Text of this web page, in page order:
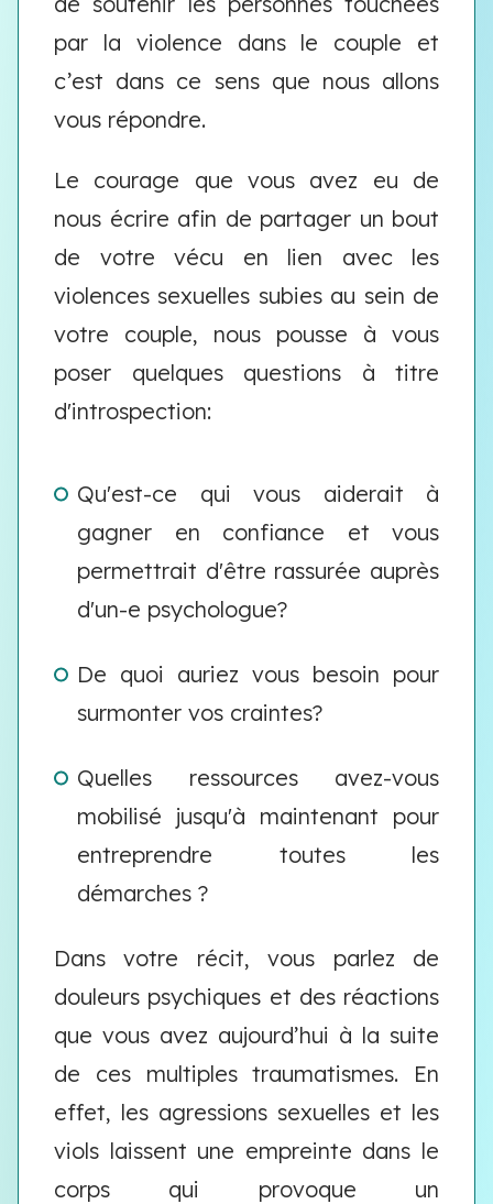
par la violence dans le couple et
c’est dans ce sens que nous allons
vous répondre.
Le courage que vous avez eu de
nous écrire afin de partager un bout
de votre vécu en lien avec les
violences sexuelles subies au sein de
votre couple, nous pousse à vous
poser quelques questions à titre
d'introspection:
Qu'est-ce qui vous aiderait à
gagner en confiance et vous
permettrait d'être rassurée auprès
d'un-e psychologue?
De quoi auriez vous besoin pour
surmonter vos craintes?
Quelles ressources avez-vous
mobilisé jusqu'à maintenant pour
entreprendre toutes les
démarches ?
Dans votre récit, vous parlez de
douleurs psychiques et des réactions
que vous avez aujourd’hui à la suite
de ces multiples traumatismes. En
effet, les agressions sexuelles et les
viols laissent une empreinte dans le
corps qui provoque un